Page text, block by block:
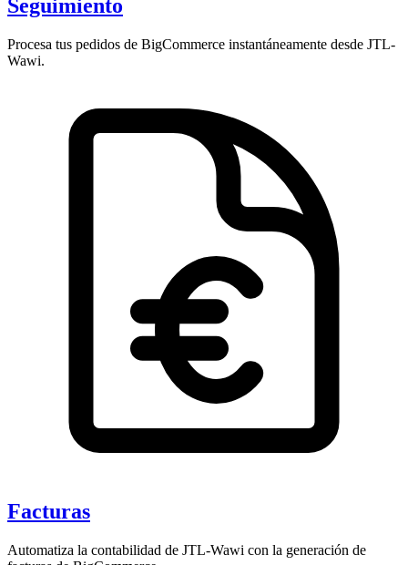
Seguimiento
Procesa tus pedidos de BigCommerce instantáneamente desde JTL-
Wawi.
Facturas
Automatiza la contabilidad de JTL-Wawi con la generación de